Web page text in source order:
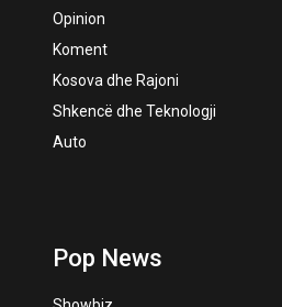
Opinion
Koment
Kosova dhe Rajoni
Shkencë dhe Teknologji
Auto
Pop News